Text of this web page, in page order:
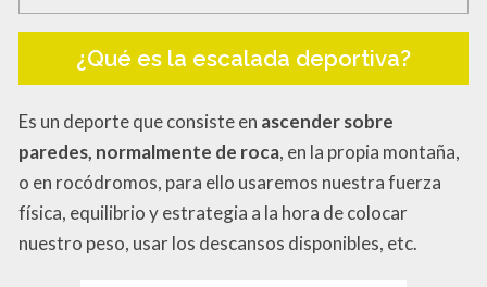
¿Qué es la escalada deportiva?
Es un deporte que consiste en ascender sobre
paredes, normalmente de roca, en la propia montaña,
o en rocódromos, para ello usaremos nuestra fuerza
física, equilibrio y estrategia a la hora de colocar
nuestro peso, usar los descansos disponibles, etc.